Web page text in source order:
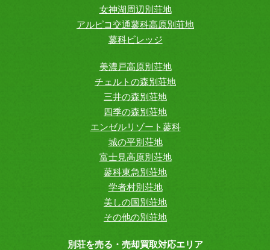
女神湖周辺別荘地
アルピコ交通蓼科高原別荘地
蓼科ビレッジ
美濃戸高原別荘地
チェルトの森別荘地
三井の森別荘地
四季の森別荘地
エンゼルリゾート蓼科
城の平別荘地
富士見高原別荘地
蓼科東急別荘地
学者村別荘地
美しの国別荘地
その他の別荘地
別荘を売る・売却買取対応エリア